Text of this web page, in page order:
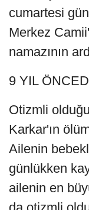
cumartesi
Merkez
namazının
9 YIL
Otizmli
Karkar'ın
Ailenin
günlükken
ailenin en